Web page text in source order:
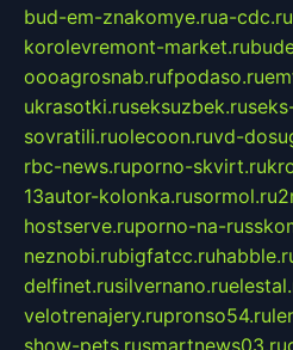
bud-em-znakomye.rua-cdc.ru
korolevremont-market.ru
oooagrosnab.rufpodaso.ru
ukrasotki.ruseksuzbek.ru
sovratili.ruolecoon.ruvd-
rbc-news.ruporno-skvirt.ru
13autor-kolonka.rusormol.ru
hostserve.ruporno-na-
neznobi.rubigfatcc.ru
delfinet.rusilvernano.ru
velotrenajery.rupronso54.ru
show-pets.rusmartnews03.ru